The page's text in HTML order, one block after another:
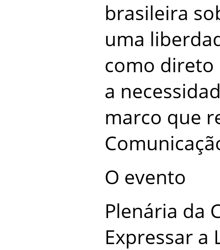
brasileira
uma
como direto
a
marco que
O evento
Plenária da
Expressar a